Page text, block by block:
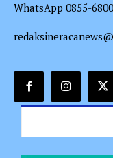
WhatsApp 0855-